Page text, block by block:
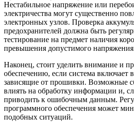
Нестабильное напряжение или
электричества могут существенно
электронных узлов. Проверка
предохранителей должна быть
тестирование на предмет наличия
превышения допустимого
Наконец, стоит уделить внимание и
обеспечению, если система включает
зависящие от прошивки. Возможные
влиять на обработку информации и,
приводить к ошибочным данным.
программного обеспечения может
подобных ситуаций.